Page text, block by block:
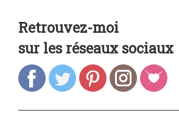
Retrouvez-moi
sur les réseaux sociaux